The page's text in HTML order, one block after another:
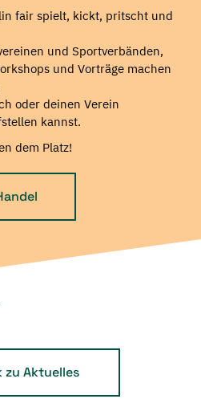
fair spielt, kickt, pritscht und
und Sportverbänden,
und Vorträge machen
oder deinen Verein
kannst.
dem Platz!
zu Aktuelles